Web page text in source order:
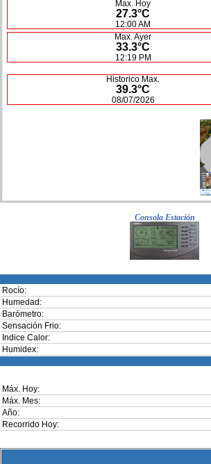
Max. Hoy
27.3°C
12:00 AM
Max. Ayer
33.3°C
12:19 PM
Historico Max.
39.3°C
08/07/2026
Consola Estación
Rocío:
Humedad:
Barómetro:
Sensación Frio:
Indice Calor:
Humidex:
Máx. Hoy:
Máx. Mes:
Año:
Recorrido Hoy: